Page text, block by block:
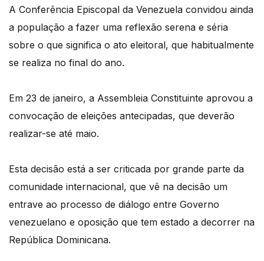
A Conferência Episcopal da Venezuela convidou ainda
a população a fazer uma reflexão serena e séria
sobre o que significa o ato eleitoral, que habitualmente
se realiza no final do ano.
Em 23 de janeiro, a Assembleia Constituinte aprovou a
convocação de eleições antecipadas, que deverão
realizar-se até maio.
Esta decisão está a ser criticada por grande parte da
comunidade internacional, que vê na decisão um
entrave ao processo de diálogo entre Governo
venezuelano e oposição que tem estado a decorrer na
República Dominicana.